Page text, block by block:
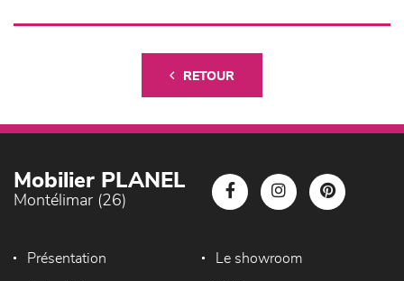
RETOUR
Mobilier PLANEL
Montélimar (26)
Présentation Le showroom